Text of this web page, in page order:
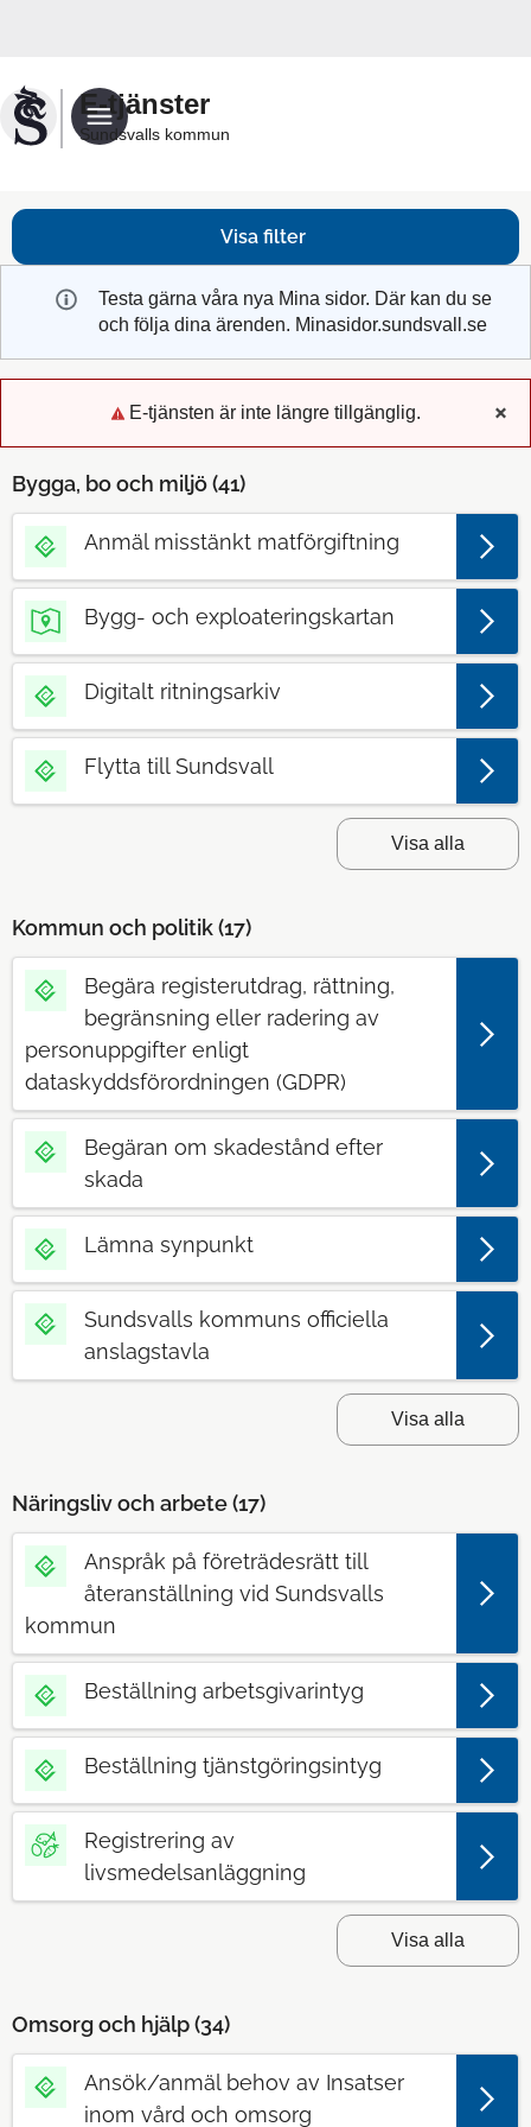
Sundsvalls
kommuns
e-
E-tjänster
Sundsvalls kommun
Visa filter
Testa gärna våra nya Mina sidor. Där kan du se
och följa dina ärenden. Minasidor.sundsvall.se
E-tjänsten är inte längre tillgänglig. x
Bygga, bo och miljö (41)
Anmäl misstänkt matförgiftning
Bygg- och exploateringskartan
Digitalt ritningsarkiv
Flytta till Sundsvall
Visa alla
Kommun och politik (17)
Begära registerutdrag, rättning,
begränsning eller radering av
personuppgifter enligt
dataskyddsförordningen (GDPR)
Begäran om skadestånd efter
skada
Lämna synpunkt
Sundsvalls kommuns officiella
anslagstavla
Visa alla
Näringsliv och arbete (17)
Anspråk på företrädesrätt till
återanställning vid Sundsvalls
kommun
Beställning arbetsgivarintyg
Beställning tjänstgöringsintyg
Registrering av
livsmedelsanläggning
Visa alla
Omsorg och hjälp (34)
Ansök/anmäl behov av Insatser
inom vård och omsorg